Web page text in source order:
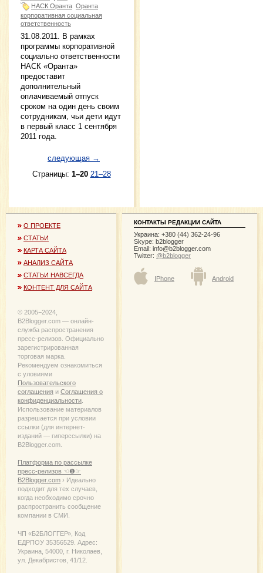
НАСК Оранта Оранта
корпоративная социальная
ответственность
31.08.2011. В рамках
программы корпоративной
социально ответственности
НАСК «Оранта»
предоставит
дополнительный
оплачиваемый отпуск
сроком на один день своим
сотрудникам, чьи дети идут
в первый класс 1 сентября
2011 года.
следующая →
Страницы: 1–20 21–28
О ПРОЕКТЕ
СТАТЬИ
КАРТА САЙТА
АНАЛИЗ САЙТА
СТАТЬИ НАВСЕГДА
КОНТЕНТ ДЛЯ САЙТА
© 2005−2024,
B2Blogger.com — онлайн-
служба распространения
пресс-релизов. Официально
зарегистрированная
торговая марка.
Рекомендуем ознакомиться
с уловиями
Пользовательского
соглашения и Соглашения о
конфиденциальности
Использование материалов
разрешается при условии
ссылки (для интернет-
изданий — гиперссылки) на
B2Blogger.com.
Платформа по рассылке
пресс-релизов ☜❶☞
B2Blogger.com › Идеально
подходит для тех случаев,
когда необходимо срочно
распространить сообщение
компании в СМИ.
ЧП «Б2БЛОГГЕР», Код
ЕДРПОУ 35356529. Адрес:
Украина, 54000, г. Николаев,
ул. Декабристов, 41/12.
КОНТАКТЫ РЕДАКЦИИ САЙТА
Украина: +380 (44) 362-24-96
Skype: b2blogger
Email: info@b2blogger.com
Twitter: @b2blogger
IPhone Android